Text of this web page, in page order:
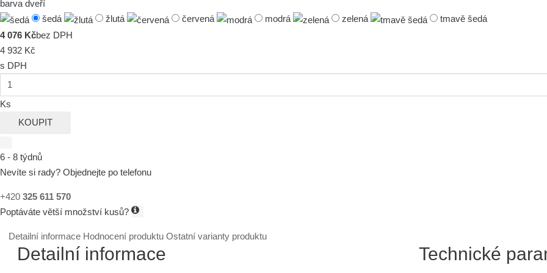
barva dveří
šedá
žlutá červená modrá zelená
tmavě šedá
4 076 Kčbez DPH
4 932 Kč
s DPH
Ks
KOUPIT
6 - 8 týdnů
Nevíte si rady? Objednejte po telefonu
+420 325 611 570
Poptáváte větší množství kusů?
Detailní informace Hodnocení produktuOstatní varianty produktu
Detailní informace Technické